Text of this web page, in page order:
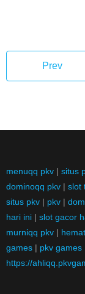
Prev
menuqq pkv | situs
dominoqq pkv | slot
situs pkv | pkv |
hari ini | slot gacor
murniqq pkv |
games | pkv games
https://